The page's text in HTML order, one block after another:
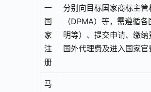
一
国
家
注
册
分别向目标国家商标主
（DPMA）等，需遵循
明等）、提交申请、缴
国外代理费及进入国家官
马